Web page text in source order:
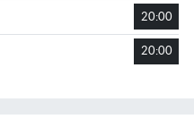
20:00
20:00